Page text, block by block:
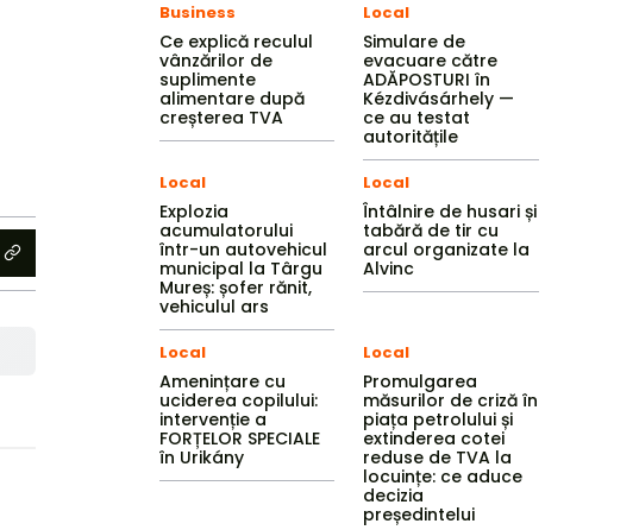
Business
Ce explică reculul
vânzărilor de
suplimente
alimentare după
creșterea TVA
Local
Simulare de
evacuare către
ADĂPOSTURI în
Kézdivásárhely —
ce au testat
autoritățile
Local
Explozia
acumulatorului
într-un autovehicul
municipal la Târgu
Mureș: șofer rănit,
vehiculul ars
Local
Întâlnire de husari și
tabără de tir cu
arcul organizate la
Alvinc
Local
Amenințare cu
uciderea copilului:
intervenție a
FORȚELOR SPECIALE
în Urikány
Local
Promulgarea
măsurilor de criză în
piața petrolului și
extinderea cotei
reduse de TVA la
locuințe: ce aduce
decizia
președintelui